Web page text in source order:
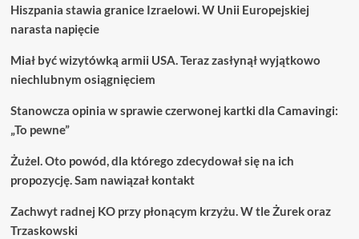
Hiszpania stawia granice Izraelowi. W Unii Europejskiej
narasta napięcie
Miał być wizytówką armii USA. Teraz zasłynął wyjątkowo
niechlubnym osiągnięciem
Stanowcza opinia w sprawie czerwonej kartki dla Camavingi:
„To pewne”
Żużel. Oto powód, dla którego zdecydował się na ich
propozycję. Sam nawiązał kontakt
Zachwyt radnej KO przy płonącym krzyżu. W tle Żurek oraz
Trzaskowski